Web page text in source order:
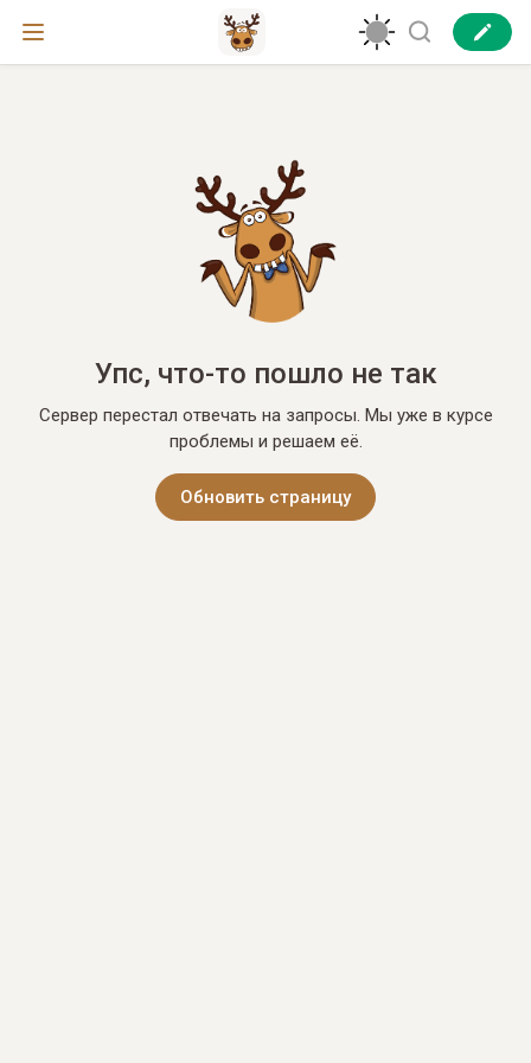
Упс, что-то пошло не так
Сервер перестал отвечать на запросы. Мы уже в курсе
проблемы и решаем её.
Обновить страницу